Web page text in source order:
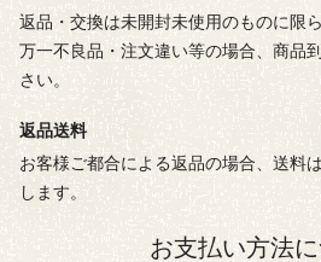
返品・交換は未開封未使用のものに限
万一不良品・注文違い等の場合、商品
さい。
返品送料
お客様ご都合による返品の場合、送料
します。
お支払い方法